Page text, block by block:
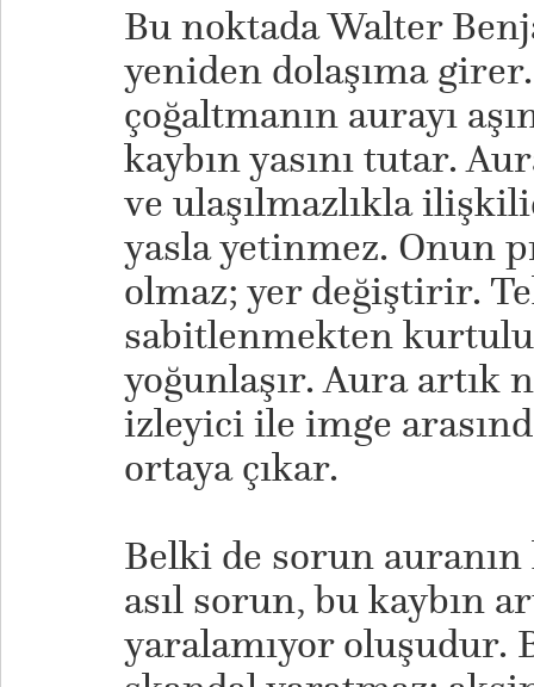
Bu noktada Walter
yeniden dolaşıma
çoğaltmanın aurayı
kaybın yasını tutar.
ve ulaşılmazlıkla
yasla yetinmez. Onun
olmaz; yer değiştirir.
sabitlenmekten
yoğunlaşır. Aura artık
izleyici ile imge
ortaya çıkar.
​Belki de sorun
asıl sorun, bu kaybın
yaralamıyor oluşudur.